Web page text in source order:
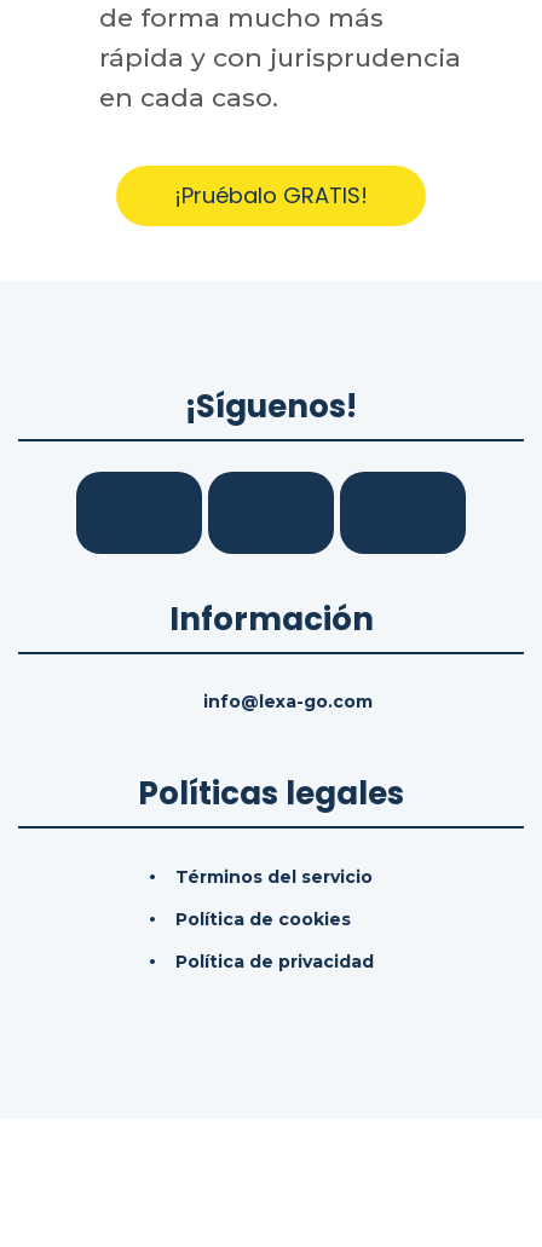
de forma mucho más
rápida y con jurisprudencia
en cada caso.
¡Pruébalo GRATIS!
¡Síguenos!
Información
info@lexa-go.com
Políticas legales
Términos del servicio
Política de cookies
Política de privacidad